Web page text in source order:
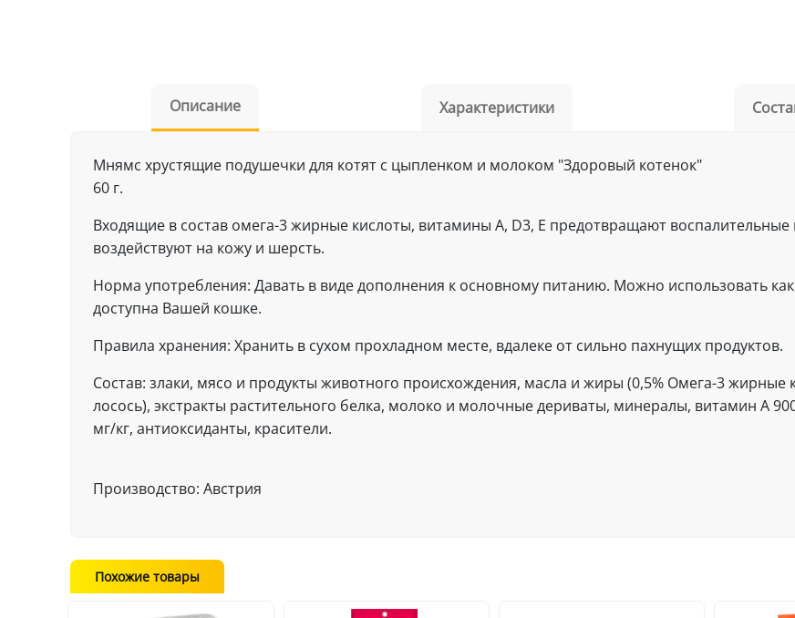
Описание Характеристики
Мнямс хрустящие подушечки для котят с цыпленком и молоком "Здоровый котенок"
60 г.
Входящие в состав омега-3 жирные кислоты, витамины A, D3, E предотвращают
воздействуют на кожу и шерсть.
Норма употребления: Давать в виде дополнения к основному питанию. Можно использовать
доступна Вашей кошке.
Правила хранения: Хранить в сухом прохладном месте, вдалеке от сильно пахнущих продуктов.
Состав: злаки, мясо и продукты животного происхождения, масла и жиры (0,5% Омега-3
лосось), экстракты растительного белка, молоко и молочные дериваты, минералы, витамин А
мг/кг, антиоксиданты, красители.
Производство: Австрия
Похожие товары